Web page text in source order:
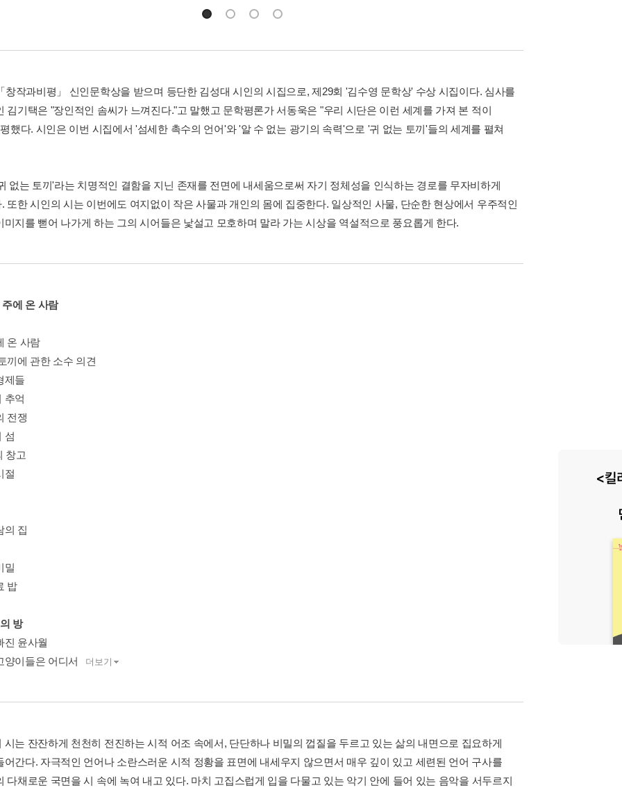
창작과비평」 신인문학상을 받으며 등단한 김성대 시인의 시집으로, 제29회 '김수영 문학상' 수상 시집이다. 심사를
김기택은 "장인적인 솜씨가 느껴진다."고 말했고 문학평론가 서동욱은 "우리 시단은 이런 세계를 가져 본 적이
했다. 시인은 이번 시집에서 '섬세한 촉수의 언어'와 '알 수 없는 광기의 속력'으로 '귀 없는 토끼'들의 세계를 펼쳐
없는 토끼'라는 치명적인 결함을 지닌 존재를 전면에 내세움으로써 자기 정체성을 인식하는 경로를 무자비하게
또한 시인의 시는 이번에도 여지없이 작은 사물과 개인의 몸에 집중한다. 일상적인 사물, 단순한 현상에서 우주적인
미지를 뻗어 나가게 하는 그의 시어들은 낯설고 모호하며 말라 가는 시상을 역설적으로 풍요롭게 한다.
에 온 사람
온 사람
끼에 관한 소수 의견
제들
추억
전쟁
섬
창고
절
의 집
밀
밥
방
진 윤사월
양이들은 어디서
더보기
시는 잔잔하게 천천히 전진하는 시적 어조 속에서, 단단하나 비밀의 껍질을 두르고 있는 삶의 내면으로 집요하게
어간다. 자극적인 언어나 소란스러운 시적 정황을 표면에 내세우지 않으면서 매우 깊이 있고 세련된 언어 구사를
다채로운 국면을 시 속에 녹여 내고 있다. 마치 고집스럽게 입을 다물고 있는 악기 안에 들어 있는 음악을 서두르지